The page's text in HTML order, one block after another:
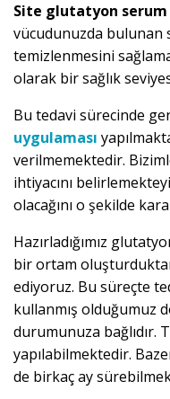
Site glutatyon
vücudunuzda bulunan
temizlenmesini
olarak bir sağlık
Bu tedavi sürecinde
uygulaması
verilmemektedir.
ihtiyacını
olacağını o şekilde
Hazırladığımız
bir ortam
ediyoruz. Bu süreçte
kullanmış olduğumuz
durumunuza bağlıdır.
yapılabilmektedir.
de birkaç ay